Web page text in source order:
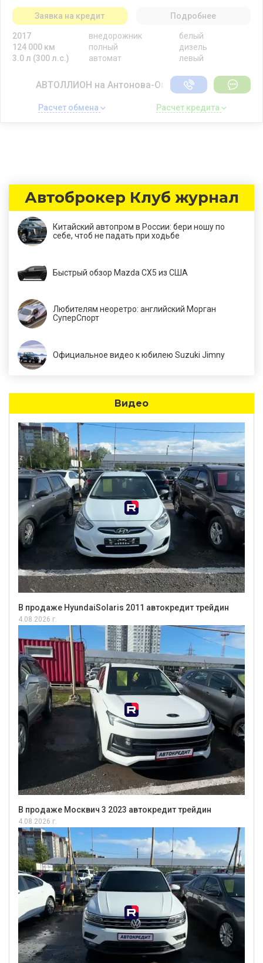
2017
124 000 км
3.0 л (300 л.с.)
внедорожник
полный
автомат
белый
дизель
левый
Заявка на кредит Подробнее
АВТОЛЛИОН на Антонова-Овсеенко
Расчет обмена Расчет кредита
Автоброкер Клуб журнал
Китайский автопром в России: бери ношу по
себе, чтоб не падать при ходьбе
Быстрый обзор Mazda CX5 из США
Любителям неоретро: английский Морган
СуперСпорт
Официальное видео к юбилею Suzuki Jimny
Видео
В продаже HyundaiSolaris 2011 автокредит трейдин
4.08.2026 г.
В продаже Москвич 3 2023 автокредит трейдин
4.08.2026 г.